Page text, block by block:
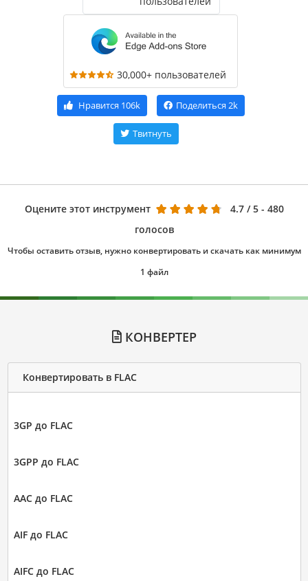
30,000+ пользователей
Нравится 106k Поделиться 2k
Твитнуть
Оцените этот инструмент 4.7 / 5 - 480
голосов
Чтобы оставить отзыв, нужно конвертировать и скачать как минимум
1 файл
КОНВЕРТЕР
Конвертировать в FLAC
3GP до FLAC
3GPP до FLAC
AAC до FLAC
AIF до FLAC
AIFC до FLAC